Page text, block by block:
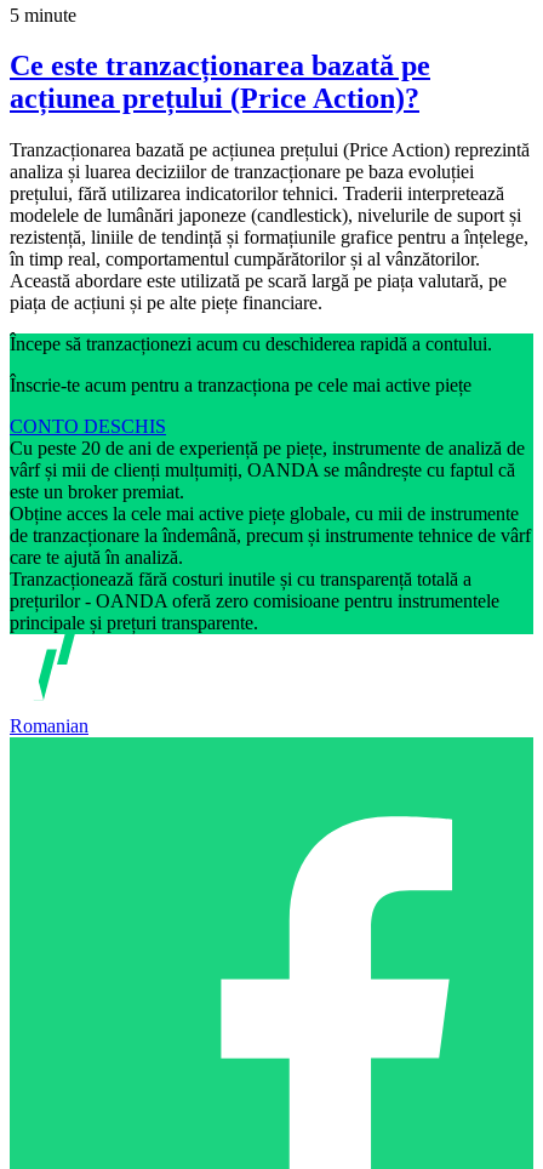
5 minute
Ce este tranzacționarea bazată pe
acțiunea prețului (Price Action)?
Tranzacționarea bazată pe acțiunea prețului (Price Action) reprezintă
analiza și luarea deciziilor de tranzacționare pe baza evoluției
prețului, fără utilizarea indicatorilor tehnici. Traderii interpretează
modelele de lumânări japoneze (candlestick), nivelurile de suport și
rezistență, liniile de tendință și formațiunile grafice pentru a înțelege,
în timp real, comportamentul cumpărătorilor și al vânzătorilor.
Această abordare este utilizată pe scară largă pe piața valutară, pe
piața de acțiuni și pe alte piețe financiare.
Începe să tranzacționezi acum cu deschiderea rapidă a contului.
Înscrie-te acum pentru a tranzacționa pe cele mai active piețe
CONTO DESCHIS
Cu peste 20 de ani de experiență pe piețe, instrumente de analiză de
vârf și mii de clienți mulțumiți, OANDA se mândrește cu faptul că
este un broker premiat.
Obține acces la cele mai active piețe globale, cu mii de instrumente
de tranzacționare la îndemână, precum și instrumente tehnice de vârf
care te ajută în analiză.
Tranzacționează fără costuri inutile și cu transparență totală a
prețurilor - OANDA oferă zero comisioane pentru instrumentele
principale și prețuri transparente.
Romanian